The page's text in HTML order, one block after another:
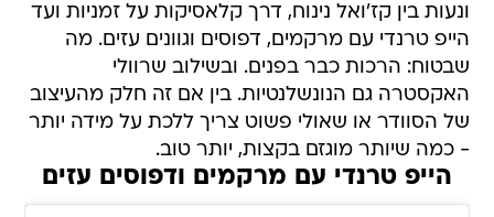
ונעות בין קז'ואל נינוח, דרך קלאסיקות על זמניות ועד
הייפ טרנדי עם מרקמים, דפוסים וגוונים עזים. מה
שבטוח: הרכות כבר בפנים. ובשילוב שרוולי
האקסטרה גם הנונשלנטיות. בין אם זה חלק מהעיצוב
של הסוודר או שאולי פשוט צריך ללכת על מידה יותר
- כמה שיותר מוגזם בקצות, יותר טוב.
הייפ טרנדי עם מרקמים ודפוסים עזים